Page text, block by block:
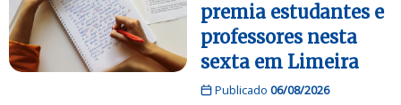
premia estudantes e
professores nesta
sexta em Limeira
Publicado 06/08/2026